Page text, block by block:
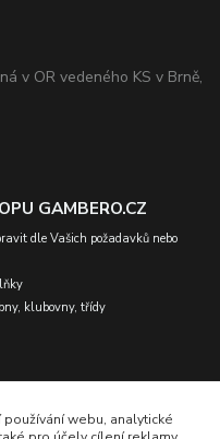
v OR vedeného KS v Brně,
GAMBERO.CZ
dle Vašich požadavků nebo
klubovny, třídy
webu, analytické